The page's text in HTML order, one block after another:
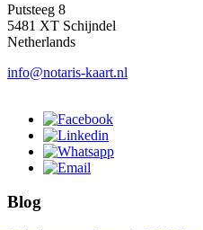
Putsteeg 8
5481 XT Schijndel
Netherlands
info@notaris-kaart.nl
Blog